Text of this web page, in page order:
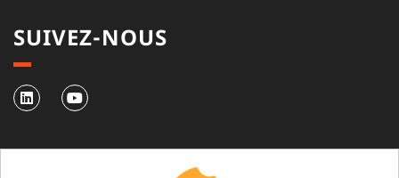
SUIVEZ-NOUS
NEWSLETTER